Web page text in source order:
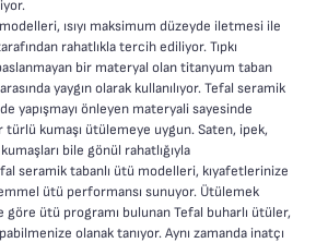
ısıyı maksimum düzeyde iletmesi ile
rahatlıkla tercih ediliyor. Tıpkı
bir materyal olan titanyum taban
yapışmayı önleyen materyali sayesinde
türlü kumaşı ütülemeye uygun. Saten, ipek,
bile gönül rahatlığıyla
seramik tabanlı ütü modelleri, kıyafetlerinize
ütü performansı sunuyor. Ütülemek
ütü programı bulunan Tefal buharlı ütüler,
olanak tanıyor. Aynı zamanda inatçı